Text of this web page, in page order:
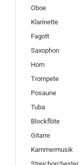
Oboe
Klarinette
Fagott
Saxophon
Horn
Trompete
Posaune
Tuba
Blockflöte
Gitarre
Kammermusik